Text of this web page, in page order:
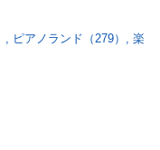
ピアノランド（279）
楽